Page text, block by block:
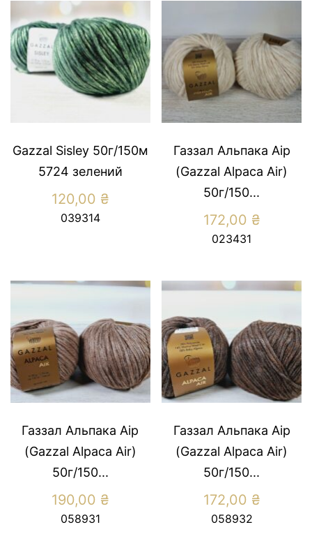
Gazzal Sisley 50г/150м
5724 зелений
120,00 ₴
039314
Газзал Альпака Аір
(Gazzal Alpaca Air)
50г/150...
172,00 ₴
023431
Газзал Альпака Аір
(Gazzal Alpaca Air)
50г/150...
190,00 ₴
058931
Газзал Альпака Аір
(Gazzal Alpaca Air)
50г/150...
172,00 ₴
058932